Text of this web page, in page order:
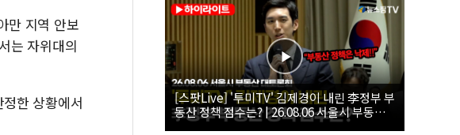
만 지역 안보
는 자위대의
한 상황에서
[스팟Live] '투미TV' 김제경이 내린 李정부 부
동산 정책 점수는? | 26.08.06 서울시 부동산
대토론회